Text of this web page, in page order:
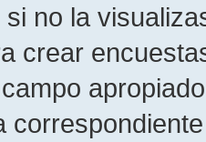
no la
crear